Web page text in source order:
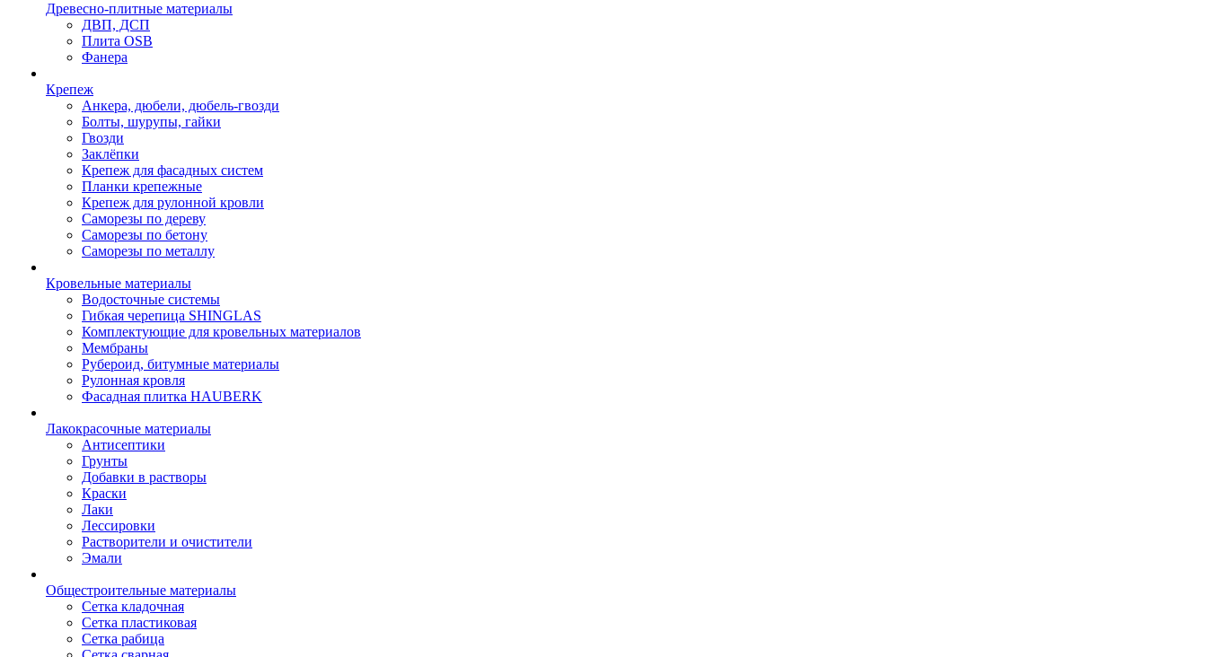
Древесно-плитные материалы
ДВП, ДСП
Плита OSB
Фанера
Крепеж
Анкера, дюбели, дюбель-гвозди
Болты, шурупы, гайки
Гвозди
Заклёпки
Крепеж для фасадных систем
Планки крепежные
Крепеж для рулонной кровли
Саморезы по дереву
Саморезы по бетону
Саморезы по металлу
Кровельные материалы
Водосточные системы
Гибкая черепица SHINGLAS
Комплектующие для кровельных материалов
Мембраны
Рубероид, битумные материалы
Рулонная кровля
Фасадная плитка HAUBERK
Лакокрасочные материалы
Антисептики
Грунты
Добавки в растворы
Краски
Лаки
Лессировки
Растворители и очистители
Эмали
Общестроительные материалы
Сетка кладочная
Сетка пластиковая
Сетка рабица